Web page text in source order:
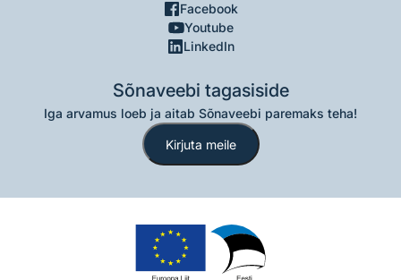
Facebook
Youtube
LinkedIn
Sõnaveebi tagasiside
Iga arvamus loeb ja aitab Sõnaveebi paremaks teha!
Kirjuta meile